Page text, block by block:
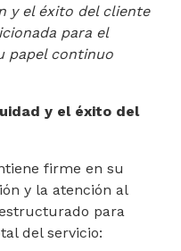
y el éxito del cliente
para el
papel continuo
y el éxito del
firme en su
y la atención al
para
del servicio: